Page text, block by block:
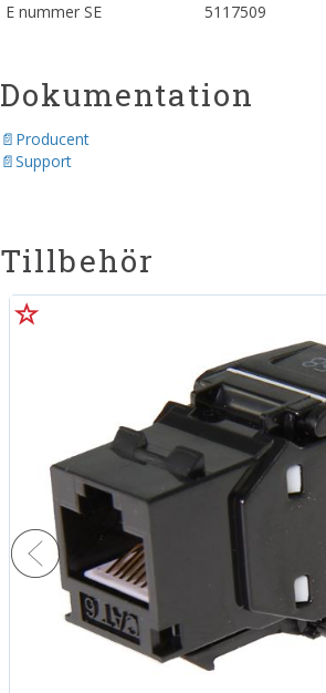
E nummer SE 5117509
Dokumentation
Producent
Support
Tillbehör